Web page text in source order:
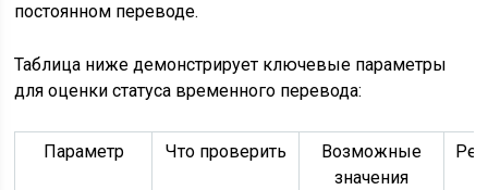
постоянном переводе.
Таблица ниже демонстрирует ключевые параметры
для оценки статуса временного перевода:
Параметр Что проверить
Возможные
значения